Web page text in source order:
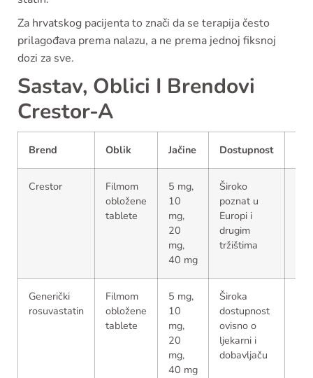
Za hrvatskog pacijenta to znači da se terapija često
prilagođava prema nalazu, a ne prema jednoj fiksnoj
dozi za sve.
Sastav, Oblici I Brendovi
Crestor-A
Brend Oblik Jačine Dostupnost
Crestor
Filmom
obložene
tablete
5 mg,
10
mg,
20
mg,
40 mg
Široko
poznat u
Europi i
drugim
tržištima
Generički
rosuvastatin
Filmom
obložene
tablete
5 mg,
10
mg,
20
mg,
40 mg
Široka
dostupnost
ovisno o
ljekarni i
dobavljaču